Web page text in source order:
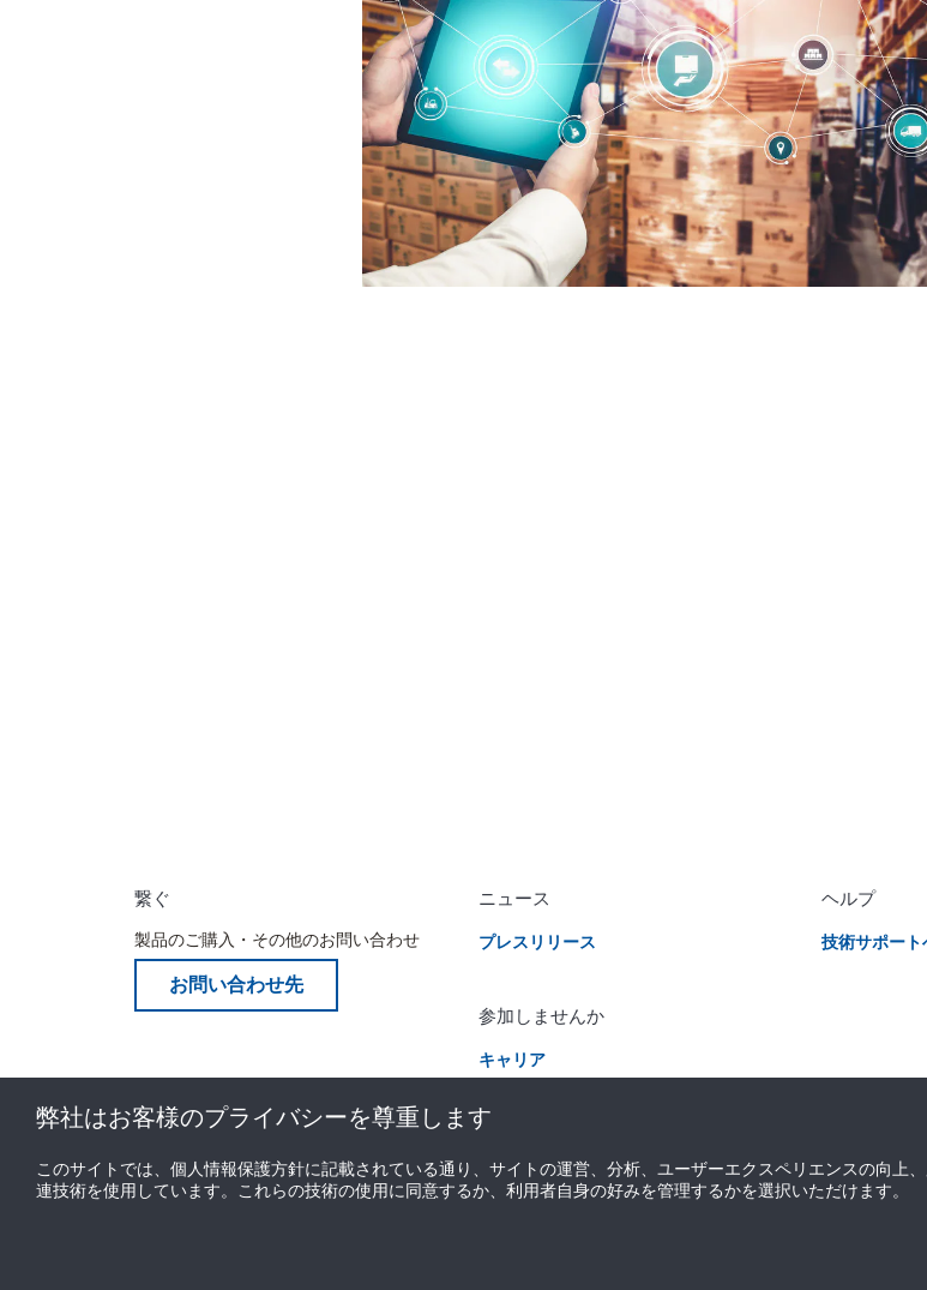
繋ぐ
製品のご購入・その他のお問い合わせ
お問い合わせ先
ニュース
プレスリリース
参加しませんか
キャリア
ヘルプ
技術サポー
弊社はお客様のプライバシーを尊重します
このサイトでは、個人情報保護方針に記載されている通り、サイトの運営、分析、ユーザーエクスペリエンスの向上
連技術を使用しています。これらの技術の使用に同意するか、利用者自身の好みを管理するかを選択いただけます。